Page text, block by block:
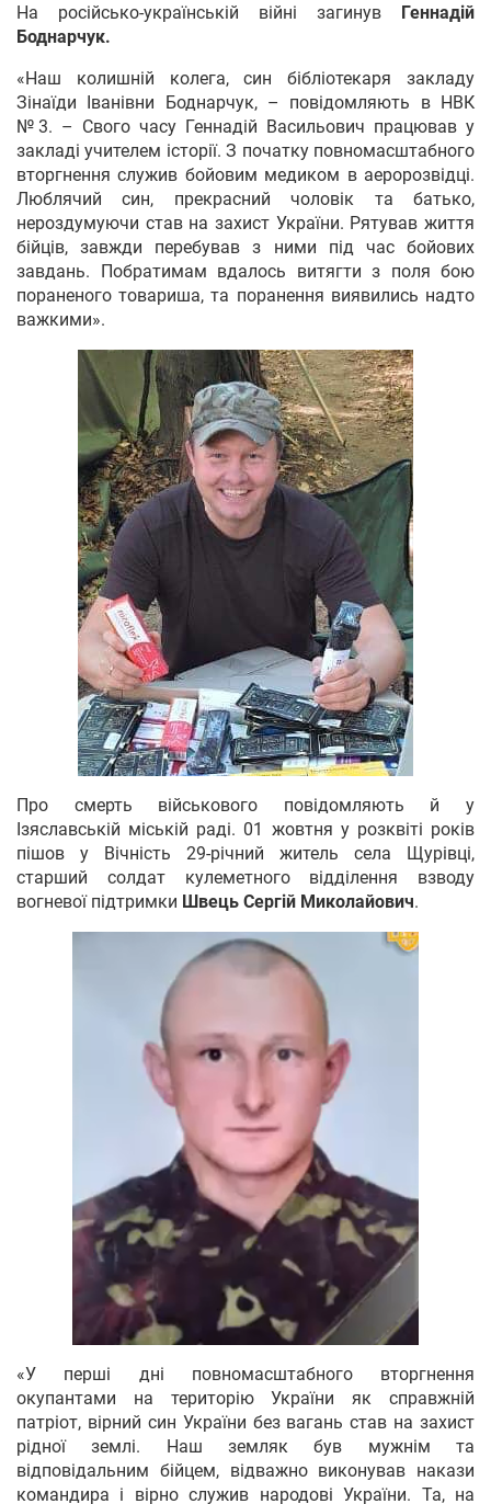
На російсько-українській війні загинув Геннадій
Боднарчук.
«Наш колишній колега, син бібліотекаря закладу
Зінаїди Іванівни Боднарчук, – повідомляють в НВК
№3. – Свого часу Геннадій Васильович працював у
закладі учителем історії. З початку повномасштабного
вторгнення служив бойовим медиком в аеророзвідці.
Люблячий син, прекрасний чоловік та батько,
нероздумуючи став на захист України. Рятував життя
бійців, завжди перебував з ними під час бойових
завдань. Побратимам вдалось витягти з поля бою
пораненого товариша, та поранення виявились надто
важкими».
Про смерть військового повідомляють й у
Ізяславській міській раді. 01 жовтня у розквіті років
пішов у Вічність 29-річний житель села Щурівці,
старший солдат кулеметного відділення взводу
вогневої підтримки Швець Сергій Миколайович.
«У перші дні повномасштабного вторгнення
окупантами на територію України як справжній
патріот, вірний син України без вагань став на захист
рідної землі. Наш земляк був мужнім та
відповідальним бійцем, відважно виконував накази
командира і вірно служив народові України. Та, на